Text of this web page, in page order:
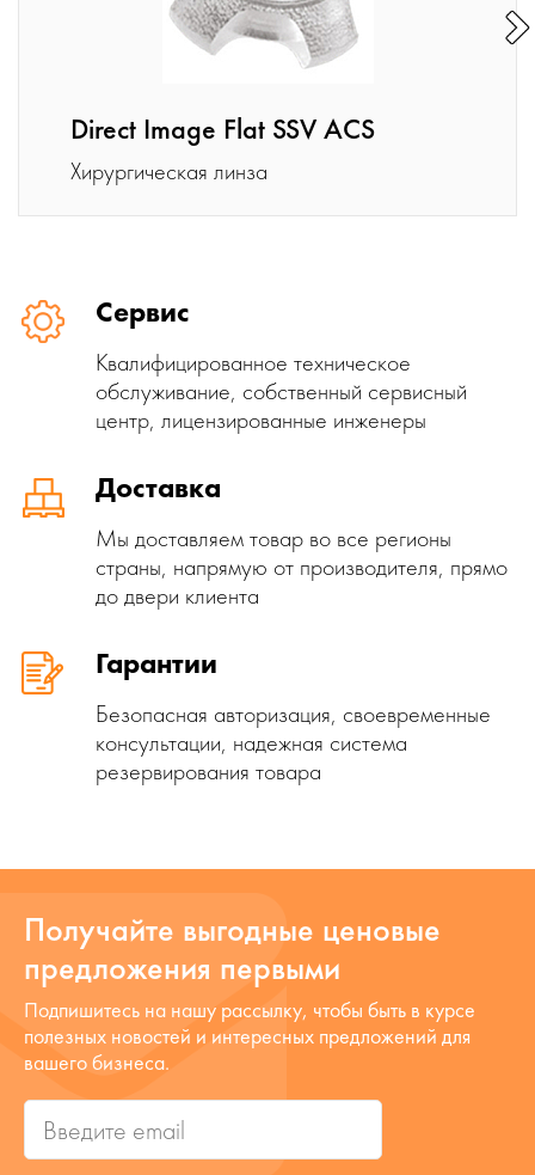
Direct Image Flat SSV ACS
Хирургическая линза
Сервис
Квалифицированное техническое
обслуживание, собственный сервисный
центр, лицензированные инженеры
Доставка
Мы доставляем товар во все регионы
страны, напрямую от производителя, прямо
до двери клиента
Гарантии
Безопасная авторизация, своевременные
консультации, надежная система
резервирования товара
Получайте выгодные ценовые
предложения первыми
Подпишитесь на нашу рассылку, чтобы быть в курсе
полезных новостей и интересных предложений для
вашего бизнеса.